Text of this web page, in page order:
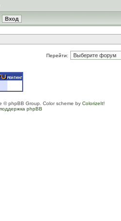
Перейти:
© phpBB Group. Color scheme by ColorizeIt!
phpBB